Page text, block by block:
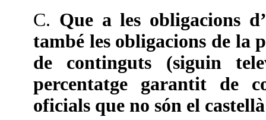
C. Que a les obligacions
també les obligacions de la
de continguts (siguin
percentatge garantit de
oficials que no són el castellà